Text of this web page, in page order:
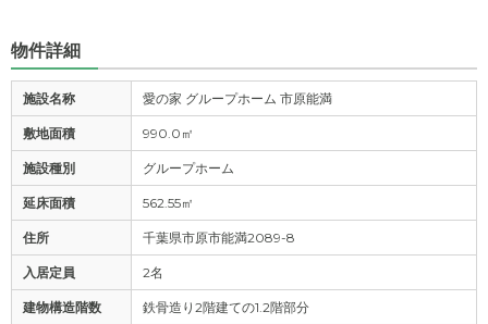
物件詳細
施設名称 愛の家 グループホーム 市原能満
敷地面積 990.0㎡
施設種別 グループホーム
延床面積 562.55㎡
住所 千葉県市原市能満2089-8
入居定員 2名
建物構造階数 鉄骨造り2階建ての1.2階部分